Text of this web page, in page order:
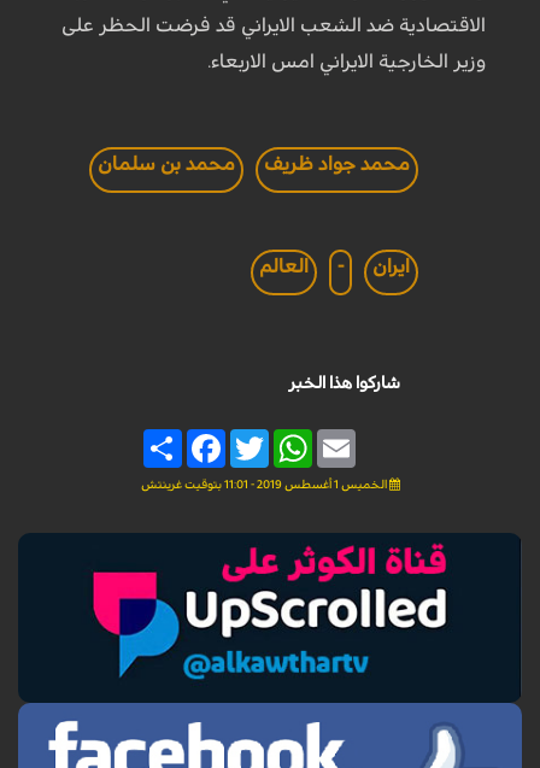
الاقتصادية ضد الشعب الايراني قد فرضت الحظر على
وزير الخارجية الايراني امس الاربعاء.
محمد جواد ظريف محمد بن سلمان
ايران - العالم
شاركوا هذا الخبر
Share
FacebookTwitter
WhatsAppEmail
الخميس 1 أغسطس 2019 - 11:01 بتوقيت غرينتش